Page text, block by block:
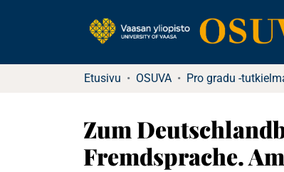
Etusivu OSUVA
Zum
Fremdsprache.